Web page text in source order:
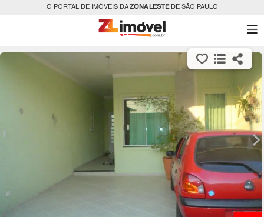
O PORTAL DE IMÓVEIS DAZONA LESTEDE SÃO PAULO